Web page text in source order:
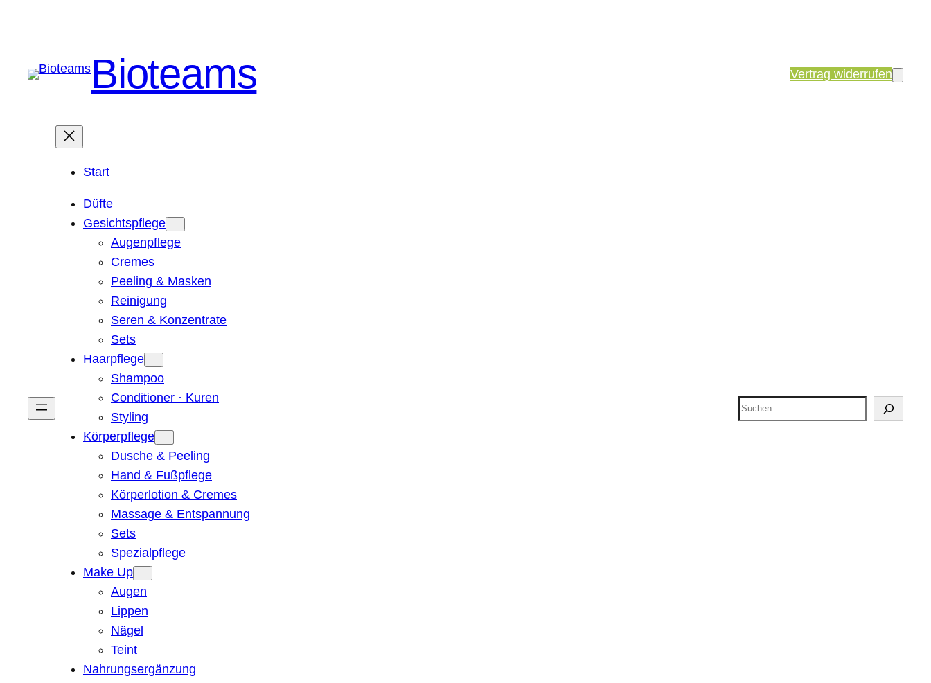
Bioteams Vertrag widerrufen
Start
Düfte
Gesichtspflege
Augenpflege
Cremes
Peeling & Masken
Reinigung
Seren & Konzentrate
Sets
Haarpflege
Shampoo
Conditioner · Kuren
Styling
Körperpflege
Dusche & Peeling
Hand & Fußpflege
Körperlotion & Cremes
Massage & Entspannung
Sets
Spezialpflege
Make Up
Augen
Lippen
Nägel
Teint
Nahrungsergänzung
Suchen